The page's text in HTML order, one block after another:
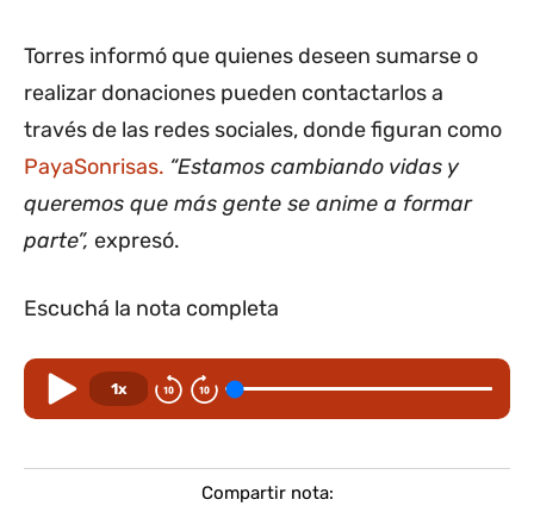
Torres informó que quienes deseen sumarse o
realizar donaciones pueden contactarlos a
través de las redes sociales, donde figuran como
PayaSonrisas. “Estamos cambiando vidas y
queremos que más gente se anime a formar
parte”, expresó.
Escuchá la nota completa
1x
Compartir nota: